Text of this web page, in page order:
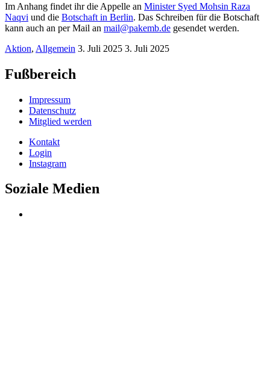
Im Anhang findet ihr die Appelle an Minister Syed Mohsin Raza
Naqvi und die Botschaft in Berlin. Das Schreiben für die Botschaft
kann auch an per Mail an mail@pakemb.de gesendet werden.
Aktion, Allgemein 3. Juli 2025 3. Juli 2025
Fußbereich
Impressum
Datenschutz
Mitglied werden
Kontakt
Login
Instagram
Soziale Medien